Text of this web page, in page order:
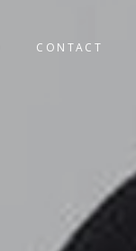
CONTACT